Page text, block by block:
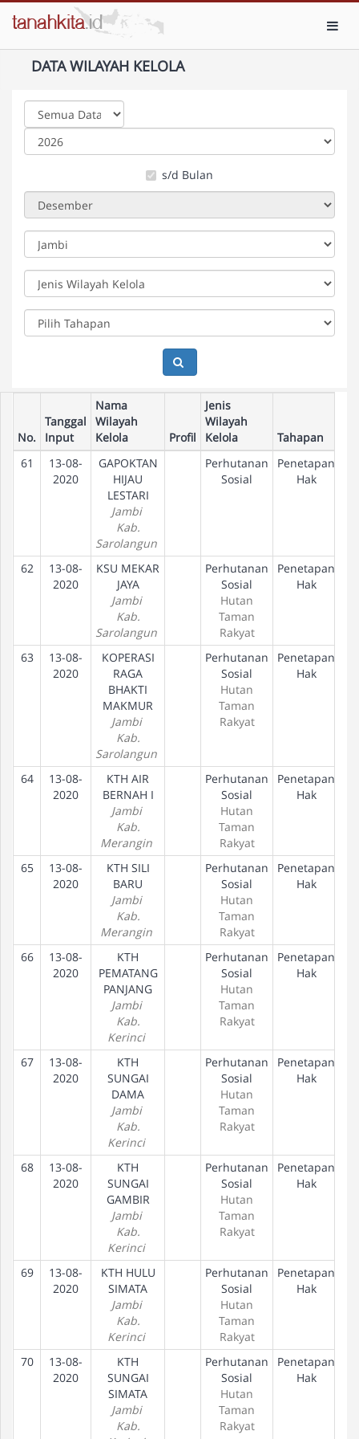
DATA WILAYAH KELOLA
s/d Bulan
No.
Tanggal
Input
Nama
Wilayah
Kelola
Profil
Jenis
Wilayah
Kelola
Tahapan
61
13-08-
2020
GAPOKTAN
HIJAU
LESTARI
Jambi
Kab.
Sarolangun
Perhutanan
Sosial
Penetapan
Hak
62
13-08-
2020
KSU MEKAR
JAYA
Jambi
Kab.
Sarolangun
Perhutanan
Sosial
Hutan
Taman
Rakyat
Penetapan
Hak
63
13-08-
2020
KOPERASI
RAGA
BHAKTI
MAKMUR
Jambi
Kab.
Sarolangun
Perhutanan
Sosial
Hutan
Taman
Rakyat
Penetapan
Hak
64
13-08-
2020
KTH AIR
BERNAH I
Jambi
Kab.
Merangin
Perhutanan
Sosial
Hutan
Taman
Rakyat
Penetapan
Hak
65
13-08-
2020
KTH SILI
BARU
Jambi
Kab.
Merangin
Perhutanan
Sosial
Hutan
Taman
Rakyat
Penetapan
Hak
66
13-08-
2020
KTH
PEMATANG
PANJANG
Jambi
Kab.
Kerinci
Perhutanan
Sosial
Hutan
Taman
Rakyat
Penetapan
Hak
67
13-08-
2020
KTH
SUNGAI
DAMA
Jambi
Kab.
Kerinci
Perhutanan
Sosial
Hutan
Taman
Rakyat
Penetapan
Hak
68
13-08-
2020
KTH
SUNGAI
GAMBIR
Jambi
Kab.
Kerinci
Perhutanan
Sosial
Hutan
Taman
Rakyat
Penetapan
Hak
69
13-08-
2020
KTH HULU
SIMATA
Jambi
Kab.
Kerinci
Perhutanan
Sosial
Hutan
Taman
Rakyat
Penetapan
Hak
70
13-08-
2020
KTH
SUNGAI
SIMATA
Jambi
Kab.
Perhutanan
Sosial
Hutan
Taman
Rakyat
Penetapan
Hak